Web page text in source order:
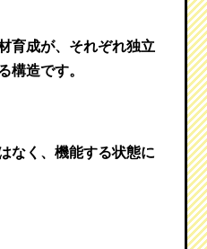
育成が、それぞれ独立
構造です。
なく、機能する状態に